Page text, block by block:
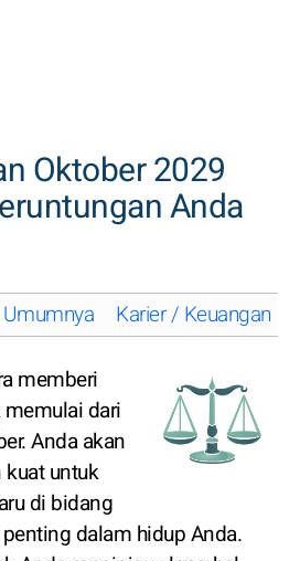
Oktober 2029
Anda
Karier / Keuangan
memberi
dari
Anda akan
untuk
di bidang
dalam hidup Anda.